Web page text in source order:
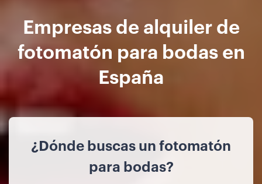
Empresas de alquiler de
fotomatón para bodas en
España
¿Dónde buscas un fotomatón
para bodas?